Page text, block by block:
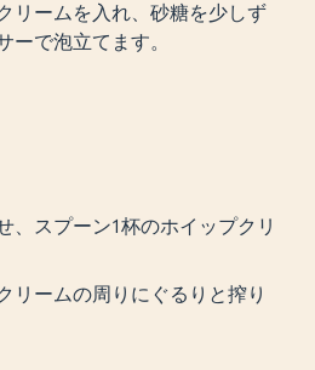
リームを入れ、砂糖を少しず
ーで泡立てます。
、スプーン1杯のホイップクリ
リームの周りにぐるりと搾り